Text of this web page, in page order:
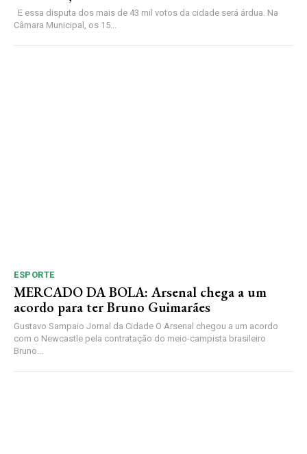
E essa disputa dos mais de 43 mil votos da cidade será árdua. Na
Câmara Municipal, os 15...
ESPORTE
MERCADO DA BOLA: Arsenal chega a um
acordo para ter Bruno Guimarães
Gustavo Sampaio Jornal da Cidade O Arsenal chegou a um acordo
com o Newcastle pela contratação do meio-campista brasileiro
Bruno...